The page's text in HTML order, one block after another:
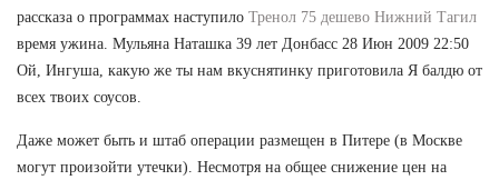
рассказа о программах наступило Тренол 75 дешево Нижний Тагил
время ужина. Мульяна Наташка 39 лет Донбасс 28 Июн 2009 22:50
Ой, Ингуша, какую же ты нам вкуснятинку приготовила Я балдю от
всех твоих соусов.
Даже может быть и штаб операции размещен в Питере (в Москве
могут произойти утечки). Несмотря на общее снижение цен на